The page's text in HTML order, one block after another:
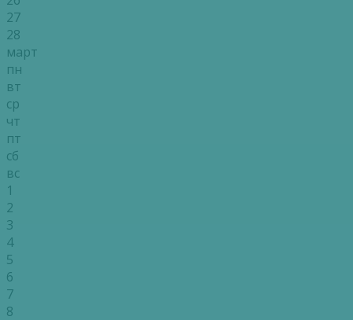
27
28
март
пн
вт
ср
чт
пт
сб
вс
1
2
3
4
5
6
7
8